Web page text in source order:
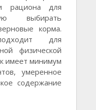
рациона для
выбирать
корма.
для
физической
имеет минимум
умеренное
содержание